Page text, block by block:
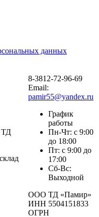
данных
ТД
8-3812-72-96-69
Email:
pamir55@yandex.ru
График
работы
Пн-Чт: с 9:00
до 18:00
Пт: с 9:00 до
17:00
Сб-Вс:
Выходной
ООО ТД «Памир»
ИНН 5504151833
ОГРН